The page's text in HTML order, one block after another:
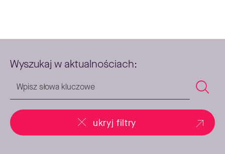
Wyszukaj w aktualnościach:
ukryj filtry